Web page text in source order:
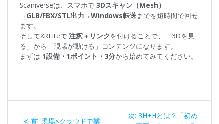
Scaniverseは、スマホで 3Dスキャン（Mesh）
→GLB/FBX/STL出力→Windows転送までを短時間で回せ
ます。
そしてXRLiteで 注釈＋リンクを付けることで、「3Dを見
る」から「現場が動ける」コンテンツになります。
まずは 1設備・1ポイント・3分から始めてみてください。
前: 現場×クラウドで業
次: 3H+Hとは？「初め